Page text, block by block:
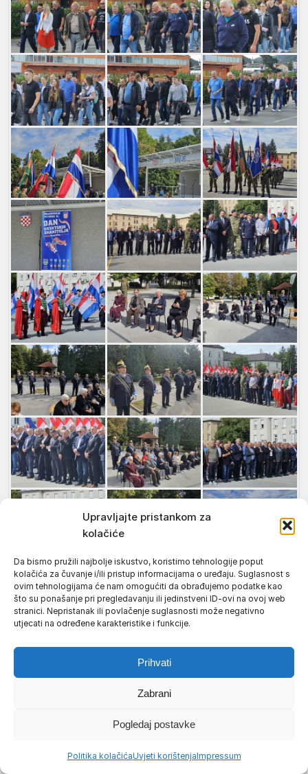
Upravljajte pristankom za
kolačiće
Da bismo pružili najbolje iskustvo, koristimo tehnologije poput
kolačića za čuvanje i/ili pristup informacijama o uređaju. Suglasnost s
ovim tehnologijama će nam omogućiti da obrađujemo podatke kao
što su ponašanje pri pregledavanju ili jedinstveni ID-ovi na ovoj web
stranici. Nepristanak ili povlačenje suglasnosti može negativno
utjecati na određene karakteristike i funkcije.
Prihvati
Zabrani
Pogledaj postavke
Politika kolačićaUvjeti korištenjaImpressum